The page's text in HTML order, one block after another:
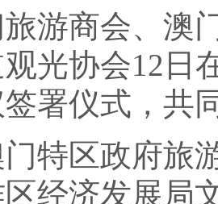
商会、澳门
光协会12日
署仪式，共
区政府旅游
经济发展局